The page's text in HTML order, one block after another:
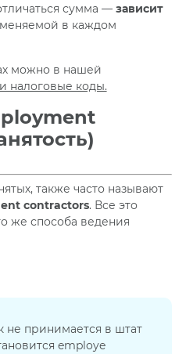
сумма — зависит
в каждом
можно в нашей
налоговые коды.
также часто называют
contractors. Все это
же способа ведения
не принимается в штат
employe